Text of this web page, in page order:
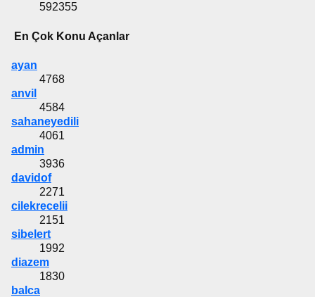
592355
En Çok Konu Açanlar
ayan
4768
anvil
4584
sahaneyedili
4061
admin
3936
davidof
2271
cilekrecelii
2151
sibelert
1992
diazem
1830
balca